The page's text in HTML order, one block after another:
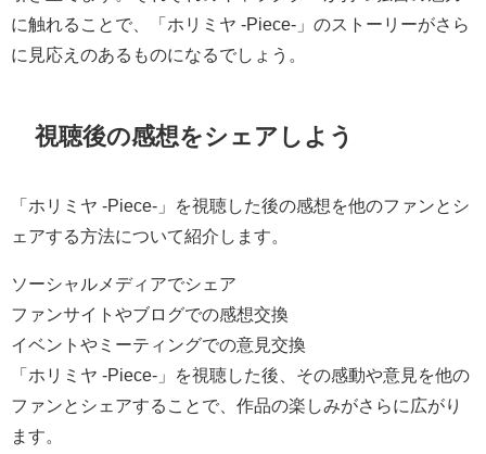
に触れることで、「ホリミヤ -Piece-」のストーリーがさら
に見応えのあるものになるでしょう。
視聴後の感想をシェアしよう
「ホリミヤ -Piece-」を視聴した後の感想を他のファンとシ
ェアする方法について紹介します。
ソーシャルメディアでシェア
ファンサイトやブログでの感想交換
イベントやミーティングでの意見交換
「ホリミヤ -Piece-」を視聴した後、その感動や意見を他の
ファンとシェアすることで、作品の楽しみがさらに広がり
ます。